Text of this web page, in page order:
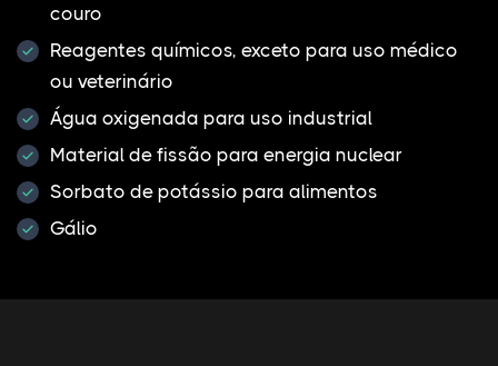
couro
Reagentes químicos, exceto para uso médico
ou veterinário
Água oxigenada para uso industrial
Material de fissão para energia nuclear
Sorbato de potássio para alimentos
Gálio